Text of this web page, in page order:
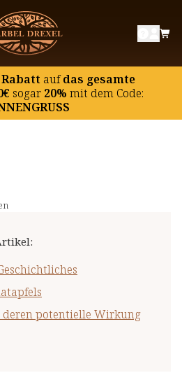
aufdas gesamte
sogar20% mit dem Code:
:
potentielle Wirkung
potentielle Wirkung